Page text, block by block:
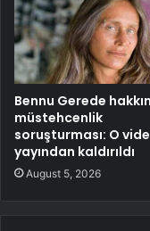
Bennu Gerede
müstehcenlik
soruşturması: O
yayından kaldırıldı
August 5, 2026